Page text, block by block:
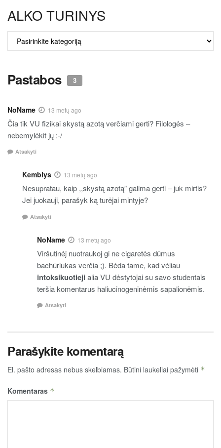
ALKO TURINYS
TURINYS
Pastabos 3
NoName 13 metų ago
Čia tik VU fizikai skystą azotą verčiami gerti? Filologės –
nebemylėkit jų :-/
Atsakyti
Kemblys 13 metų ago
Nesupratau, kaip ,,skystą azotą” galima gerti – juk mirtis?
Jei juokauji, parašyk ką turėjai mintyje?
Atsakyti
NoName 13 metų ago
Viršutinėj nuotraukoj gi ne cigaretės dūmus
bachūriukas verčia ;). Bėda tame, kad vėliau
intoksikuotieji alia VU dėstytojai su savo studentais
teršia komentarus haliucinogeninėmis sapalionėmis.
Atsakyti
Parašykite komentarą
El. pašto adresas nebus skelbiamas. Būtini laukeliai pažymėti *
Komentaras *